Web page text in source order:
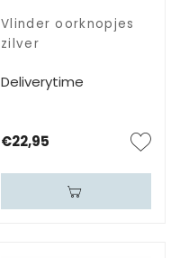
Vlinder oorknopjes
zilver
Deliverytime
€22,95